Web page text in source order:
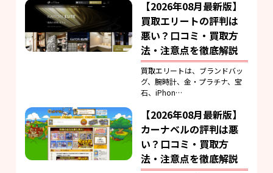
【2026年08月最新版】
買取エリートの評判は
悪い？口コミ・買取方
法・注意点を徹底解説
買取エリートは、ブランドバッ
グ、腕時計、金・プラチナ、宝
石、iPhon…
【2026年08月最新版】
カーナベルの評判は悪
い？口コミ・買取方
法・注意点を徹底解説